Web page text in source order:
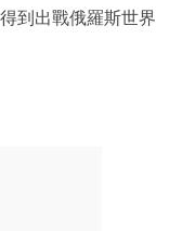
到出戰俄羅斯世界